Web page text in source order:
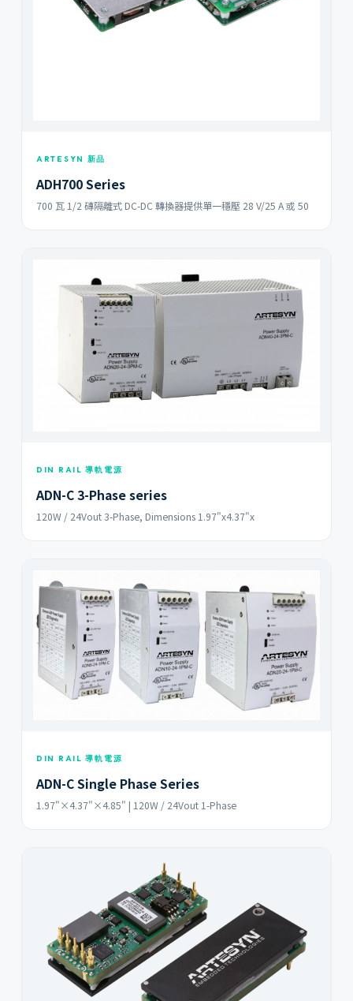
ARTESYN 新品
ADH700 Series
700 瓦 1/2 磚隔離式 DC-DC 轉換器提供單一穩壓 28 V/25 A 或 50
DIN RAIL 導軌電源
ADN-C 3-Phase series
120W / 24Vout 3-Phase, Dimensions 1.97"x4.37"x
DIN RAIL 導軌電源
ADN-C Single Phase Series
1.97"×4.37"×4.85" | 120W / 24Vout 1-Phase